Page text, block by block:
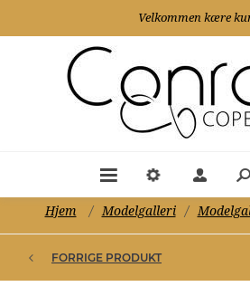
Velkommen kære
Hjem / Modelgalleri /
FORRIGE PRODUKT